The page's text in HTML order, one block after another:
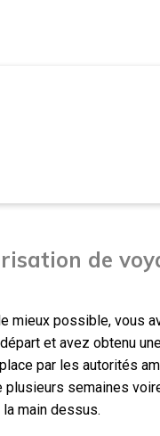
de
mieux possible, vous
et avez obtenu
par les autorités
plusieurs semaines
main dessus.